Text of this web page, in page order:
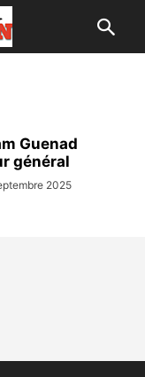
Guenad
général
2025